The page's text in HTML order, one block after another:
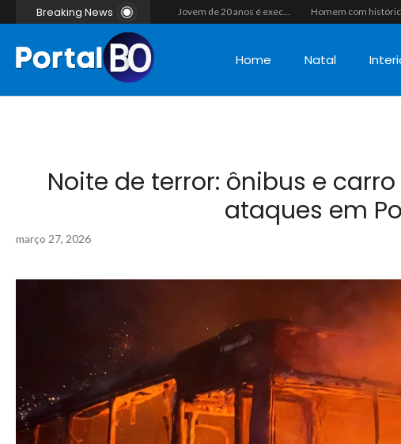
Breaking News Jovem de 20 anos é executado a tiros em rede na companhia da namorada após criminosos invadirem casa fingindo ser policiais em Assú
Home Natal
Noite de terror: ônibus e
ataques em
março 27, 2026